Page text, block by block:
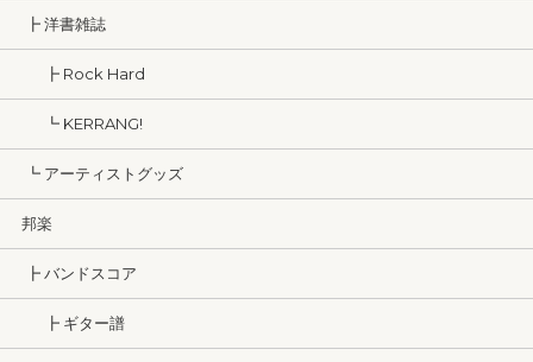
┣ 洋書雑誌
┣ Rock Hard
┗ KERRANG!
┗ アーティストグッズ
邦楽
┣ バンドスコア
┣ ギター譜